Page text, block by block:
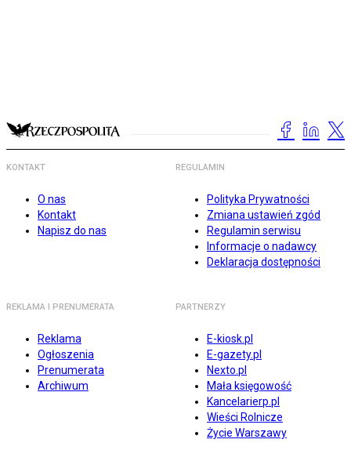
KONTAKT
O nas
Kontakt
Napisz do nas
REGULAMIN
Polityka Prywatności
Zmiana ustawień zgód
Regulamin serwisu
Informacje o nadawcy
Deklaracja dostępności
REKLAMA I PRENUMERATA
Reklama
Ogłoszenia
Prenumerata
Archiwum
PARTNERZY
E-kiosk.pl
E-gazety.pl
Nexto.pl
Mała księgowość
Kancelarierp.pl
Wieści Rolnicze
Życie Warszawy